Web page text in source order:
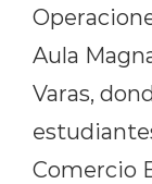
Aula
Varas,
Comercio